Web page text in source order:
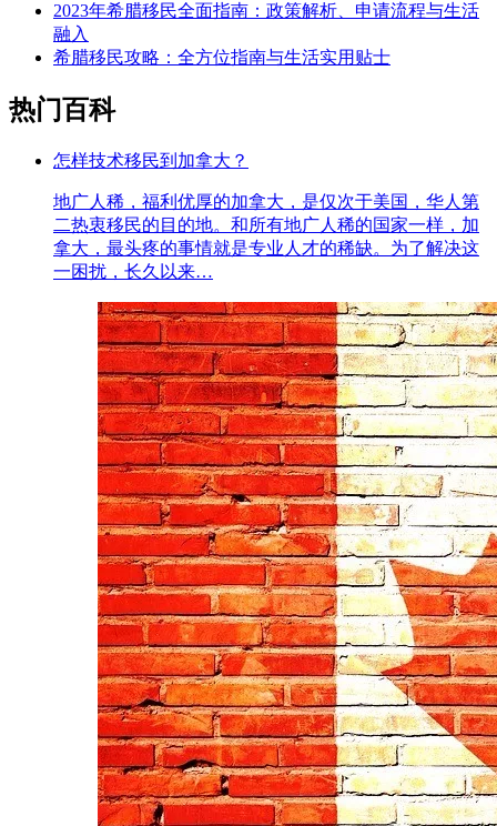
2023年希腊移民全面指南：政策解析、申请流程与生活
融入
希腊移民攻略：全方位指南与生活实用贴士
热门百科
怎样技术移民到加拿大？
地广人稀，福利优厚的加拿大，是仅次于美国，华人第
二热衷移民的目的地。和所有地广人稀的国家一样，加
拿大，最头疼的事情就是专业人才的稀缺。为了解决这
一困扰，长久以来…